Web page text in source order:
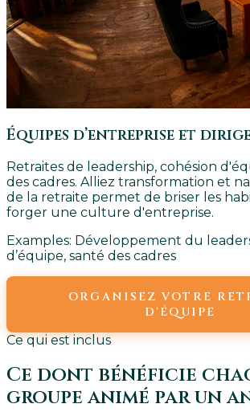
Équipes d’entreprise et
Retraites de leadership, cohésion
des cadres. Alliez transformation et
de la retraite permet de briser les
forger une culture d'entreprise.
Examples: Développement du
d’équipe, santé des cadres
ORGANISEZ VOTRE
D'ÉQUIPE
Ce qui est inclus
Ce dont bénéficie
groupe animé par un